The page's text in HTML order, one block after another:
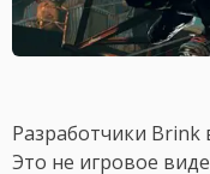
Разработчики Brink
Это не игровое